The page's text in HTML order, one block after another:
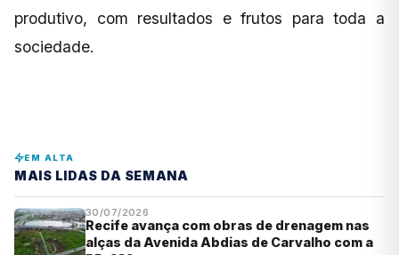
produtivo, com resultados e frutos para toda a
sociedade.
EM ALTA
MAIS LIDAS DA SEMANA
30/07/2026
Recife avança com obras de drenagem nas
alças da Avenida Abdias de Carvalho com a